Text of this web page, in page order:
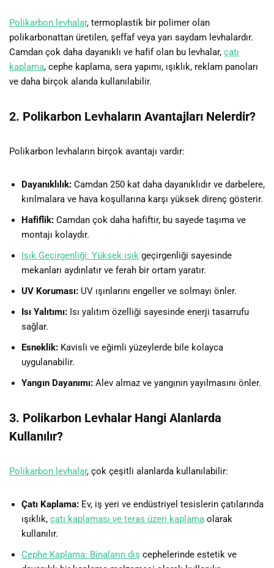
Polikarbon levhalar, termoplastik bir polimer olan
polikarbonattan üretilen, şeffaf veya yarı saydam levhalardır.
Camdan çok daha dayanıklı ve hafif olan bu levhalar, çatı
kaplama, cephe kaplama, sera yapımı, ışıklık, reklam panoları
ve daha birçok alanda kullanılabilir.
2. Polikarbon Levhaların Avantajları Nelerdir?
Polikarbon levhaların birçok avantajı vardır:
Dayanıklılık: Camdan 250 kat daha dayanıklıdır ve darbelere,
kırılmalara ve hava koşullarına karşı yüksek direnç gösterir.
Hafiflik: Camdan çok daha hafiftir, bu sayede taşıma ve
montajı kolaydır.
Işık Geçirgenliği: Yüksek ışık geçirgenliği sayesinde
mekanları aydınlatır ve ferah bir ortam yaratır.
UV Koruması: UV ışınlarını engeller ve solmayı önler.
Isı Yalıtımı: Isı yalıtım özelliği sayesinde enerji tasarrufu
sağlar.
Esneklik: Kavisli ve eğimli yüzeylerde bile kolayca
uygulanabilir.
Yangın Dayanımı: Alev almaz ve yangının yayılmasını önler.
3. Polikarbon Levhalar Hangi Alanlarda
Kullanılır?
Polikarbon levhalar, çok çeşitli alanlarda kullanılabilir:
Çatı Kaplama: Ev, iş yeri ve endüstriyel tesislerin çatılarında
ışıklık, çatı kaplaması ve teras üzeri kaplama olarak
kullanılır.
Cephe Kaplama: Binaların dış cephelerinde estetik ve